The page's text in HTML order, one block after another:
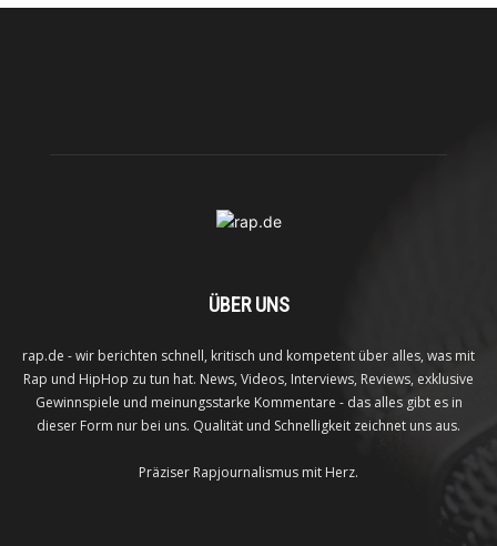
ÜBER UNS
rap.de - wir berichten schnell, kritisch und kompetent über alles, was mit
Rap und HipHop zu tun hat. News, Videos, Interviews, Reviews, exklusive
Gewinnspiele und meinungsstarke Kommentare - das alles gibt es in
dieser Form nur bei uns. Qualität und Schnelligkeit zeichnet uns aus.
Präziser Rapjournalismus mit Herz.